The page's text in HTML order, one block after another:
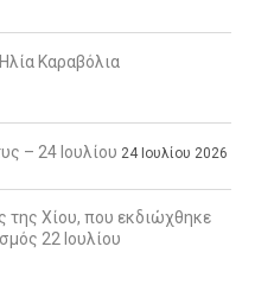
Καραβόλια
– 24 Ιουλίου 24 Ιουλίου 2026
της Χίου, που εκδιώχθηκε
22 Ιουλίου